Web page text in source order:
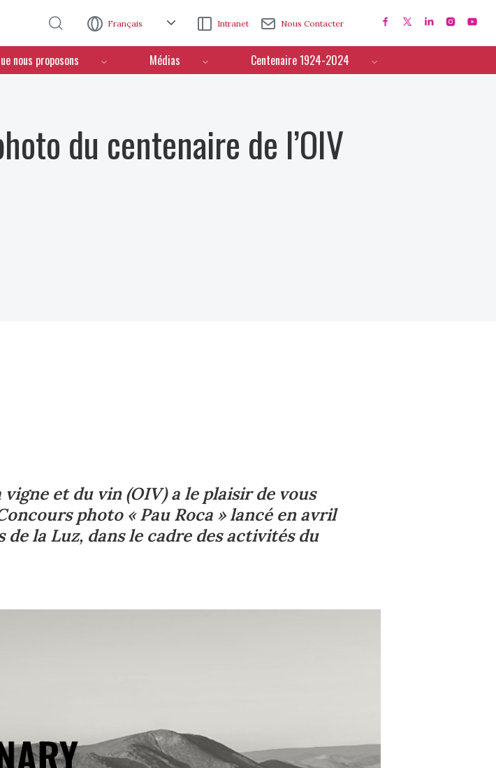
Français Intranet Nous Contacter
nous proposons Médias Centenaire 1924-2024
du centenaire de l’OIV
et du vin (OIV) a le plaisir de vous
photo « Pau Roca » lancé en avril
la Luz, dans le cadre des activités du